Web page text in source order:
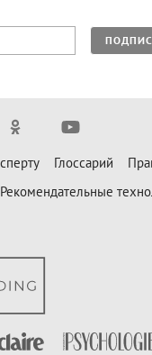
Глоссарий
Рекомендательные